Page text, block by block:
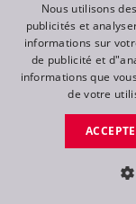
IP65
Nous utilisons
publicités et
informations sur
de publicité et
informations que
de votre